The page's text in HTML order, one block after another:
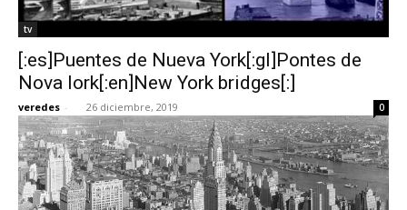
tv
[:es]Puentes de Nueva York[:gl]Pontes de
Nova Iork[:en]New York bridges[:]
veredes - 26 diciembre, 2019 0